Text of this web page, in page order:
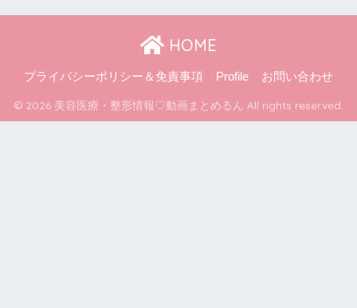
HOME
プライバシーポリシー＆免責事項 Profile お問い合わせ
© 2026 美容医療・整形情報♡動画まとめるん All rights reserved.